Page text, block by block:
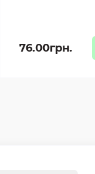
76.00грн.